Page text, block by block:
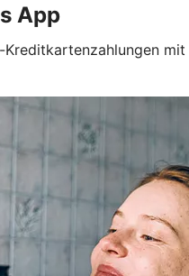
App
mit